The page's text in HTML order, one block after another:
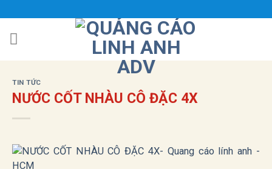
qua
nội
TIN TỨC
NƯỚC CỐT NHÀU CÔ ĐẶC 4X